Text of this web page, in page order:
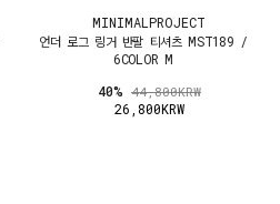
MINIMALPROJECT
언더 로그 링거 반팔 티셔츠 MST189 /
6COLOR M
40% 44,800KRW
26,800KRW